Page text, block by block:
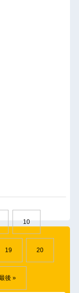
10
19 20
後 »